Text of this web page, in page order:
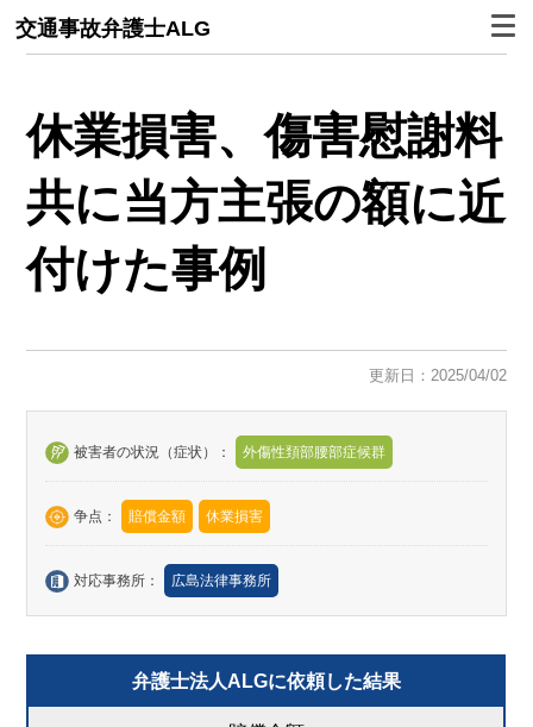
交通事故弁護士ALG
休業損害、傷害慰謝料
共に当方主張の額に近
付けた事例
更新日：2025/04/02
被害者の状況（症状）： 外傷性頚部腰部症候群
争点： 賠償金額 休業損害
対応事務所： 広島法律事務所
弁護士法人ALGに依頼した結果